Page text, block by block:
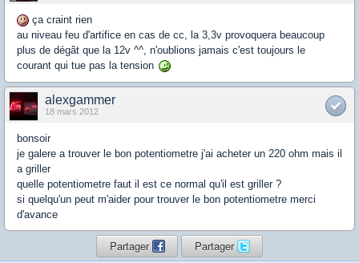
ça craint rien
au niveau feu d'artifice en cas de cc, la 3,3v provoquera beaucoup
plus de dégât que la 12v ^^, n'oublions jamais c'est toujours le
courant qui tue pas la tension
alexgammer
18 mars 2012
bonsoir
je galere a trouver le bon potentiometre j'ai acheter un 220 ohm mais il
a griller
quelle potentiometre faut il est ce normal qu'il est griller ?
si quelqu'un peut m'aider pour trouver le bon potentiometre merci
d'avance
Partager Partager